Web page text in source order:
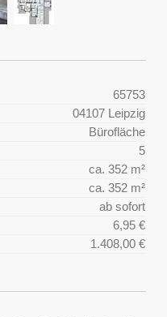
65753
04107 Leipzig
Bürofläche
5
ca. 352 m²
ca. 352 m²
ab sofort
6,95 €
1.408,00 €